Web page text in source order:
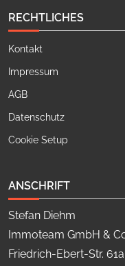
RECHTLICHES
Kontakt
Impressum
AGB
Datenschutz
Cookie Setup
ANSCHRIFT
Stefan Diehm
Immoteam GmbH &
Friedrich-Ebert-Str. 61a